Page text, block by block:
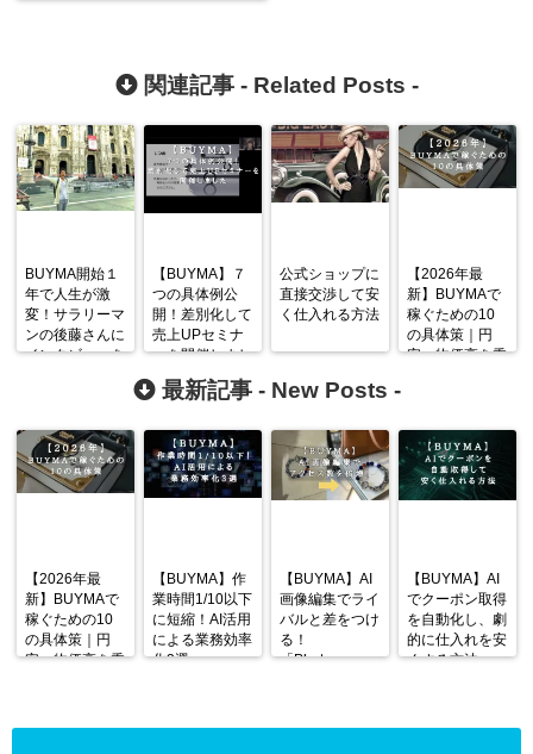
関連記事 - Related Posts -
BUYMA開始１
年で人生が激
変！サラリーマ
ンの後藤さんに
インタビューを
【BUYMA】７
つの具体例公
開！差別化して
売上UPセミナ
ーを開催しまし
た
公式ショップに
直接交渉して安
く仕入れる方法
【2026年最
新】BUYMAで
稼ぐための10
の具体策｜円
安・物価高を乗
最新記事 - New Posts -
【2026年最
新】BUYMAで
稼ぐための10
の具体策｜円
安・物価高を乗
【BUYMA】作
業時間1/10以下
に短縮！AI活用
による業務効率
化3選
【BUYMA】AI
画像編集でライ
バルと差をつけ
る！
「Photoroom」
【BUYMA】AI
でクーポン取得
を自動化し、劇
的に仕入れを安
くする方法